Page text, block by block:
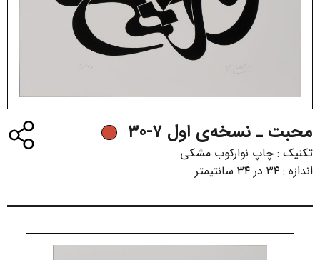
محبت ـ نسخه‌ی اول ۷-۳۰
تکنیک : چاپ نوارکوب مشکی
اندازه : ۳۴ در ۳۴ سانتیمتر